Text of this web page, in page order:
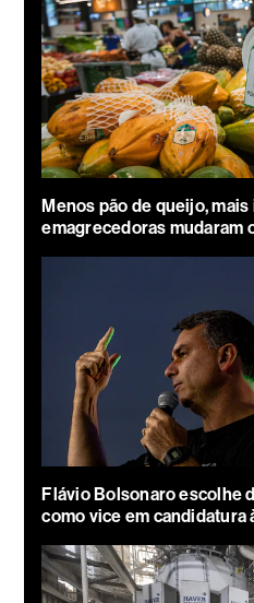
Menos pão de queijo,
emagrecedoras mudaram
Flávio Bolsonaro escolhe
como vice em candidatura